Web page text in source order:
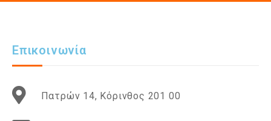
Επικοινωνία
Πατρών 14, Κόρινθος 201 00